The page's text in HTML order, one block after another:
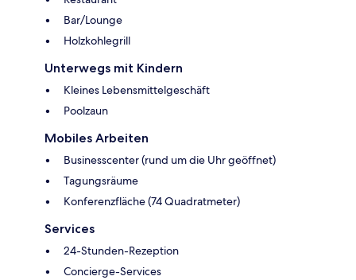
Bar/Lounge
Holzkohlegrill
Unterwegs mit Kindern
Kleines Lebensmittelgeschäft
Poolzaun
Mobiles Arbeiten
Businesscenter (rund um die Uhr geöffnet)
Tagungsräume
Konferenzfläche (74 Quadratmeter)
Services
24-Stunden-Rezeption
Concierge-Services